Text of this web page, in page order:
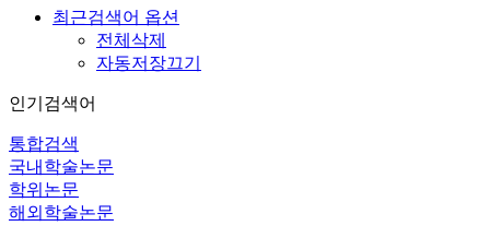
최근검색어 옵션
전체삭제
자동저장끄기
인기검색어
통합검색
국내학술논문
학위논문
해외학술논문